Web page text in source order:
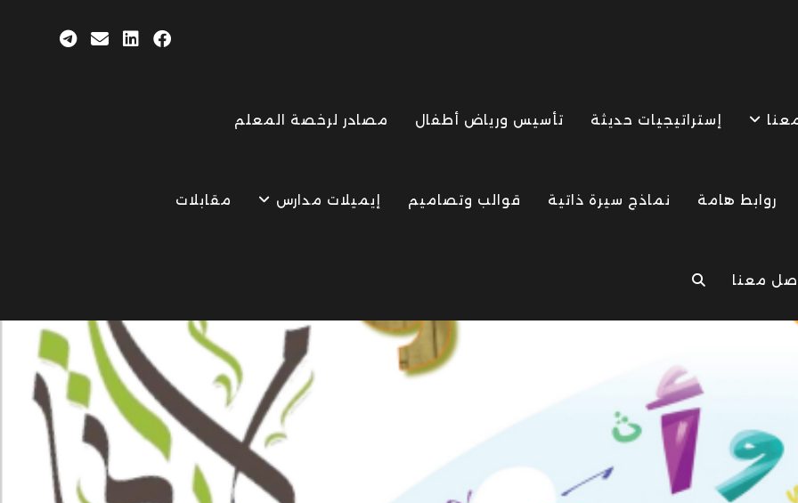
إستراتيجيات حديثة تأسيس ورياض أطفال مصادر لرخصة المعلم
روابط هامة نماذج سيرة ذاتية قوالب وتصاميم إيميلات مدارس مقابلات
معنا TOGGLE
SEARCH